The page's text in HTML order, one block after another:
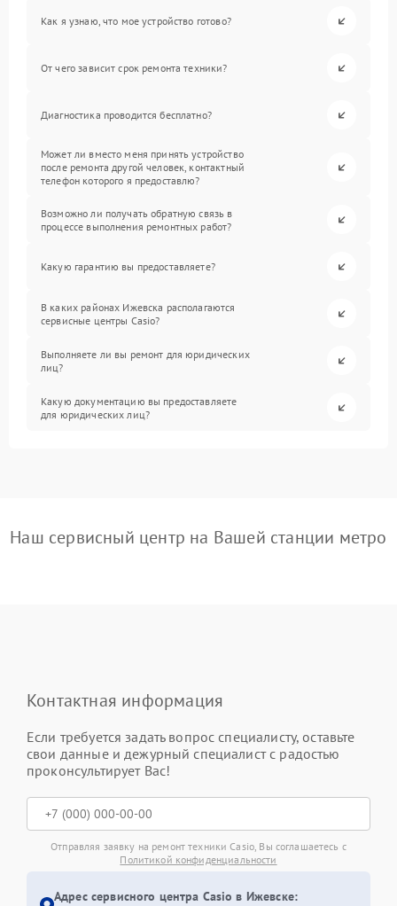
Как я узнаю, что мое устройство готово?
От чего зависит срок ремонта техники?
Диагностика проводится бесплатно?
Может ли вместо меня принять устройство
после ремонта другой человек, контактный
телефон которого я предоставлю?
Возможно ли получать обратную связь в
процессе выполнения ремонтных работ?
Какую гарантию вы предоставляете?
В каких районах Ижевска располагаются
сервисные центры Casio?
Выполняете ли вы ремонт для юридических
лиц?
Какую документацию вы предоставляете
для юридических лиц?
Наш сервисный центр на Вашей станции метро
Контактная информация
Если требуется задать вопрос специалисту, оставьте
свои данные и дежурный специалист с радостью
проконсультирует Вас!
Отправляя заявку на ремонт техники Casio, Вы соглашаетесь с
Политикой конфиденциальности
Адрес сервисного центра Casio в Ижевске: